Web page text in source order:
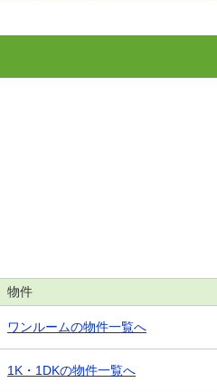
物件
ワンルームの物件一覧へ
1K・1DKの物件一覧へ